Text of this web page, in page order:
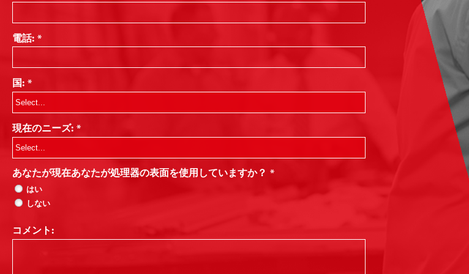
*
電話:
*
国:
*
現在のニーズ:
*
あなたが現在あなたが処理器の表面を使用していますか？
はい
しない
コメント: